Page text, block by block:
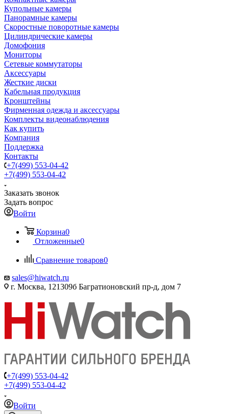
Купольные камеры
Панорамные камеры
Скоростные поворотные камеры
Цилиндрические камеры
Домофония
Мониторы
Сетевые коммутаторы
Аксессуары
Жесткие диски
Кабельная продукция
Кронштейны
Фирменная одежда и аксессуары
Комплекты видеонаблюдения
Как купить
Компания
Поддержка
Контакты
+7(499) 553-04-42
+7(499) 553-04-42
Заказать звонок
Задать вопрос
Войти
Корзина0
Отложенные0
Сравнение товаров0
sales@hiwatch.ru
г. Москва, 121309б Багратионовский пр-д, дом 7
+7(499) 553-04-42
+7(499) 553-04-42
Войти